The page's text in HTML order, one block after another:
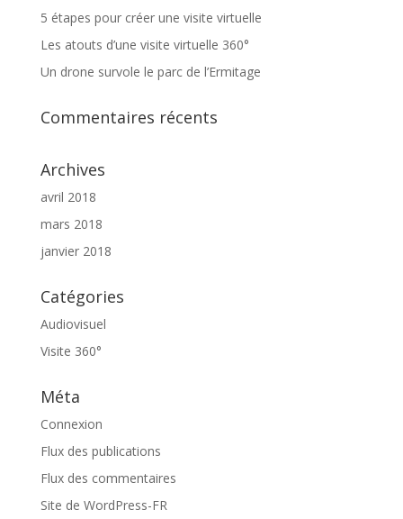
5 étapes pour créer une visite virtuelle
Les atouts d’une visite virtuelle 360°
Un drone survole le parc de l’Ermitage
Commentaires récents
Archives
avril 2018
mars 2018
janvier 2018
Catégories
Audiovisuel
Visite 360°
Méta
Connexion
Flux des publications
Flux des commentaires
Site de WordPress-FR